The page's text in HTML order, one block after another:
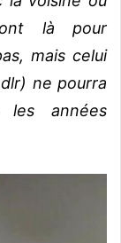
là pour
mais celui
ne pourra
années